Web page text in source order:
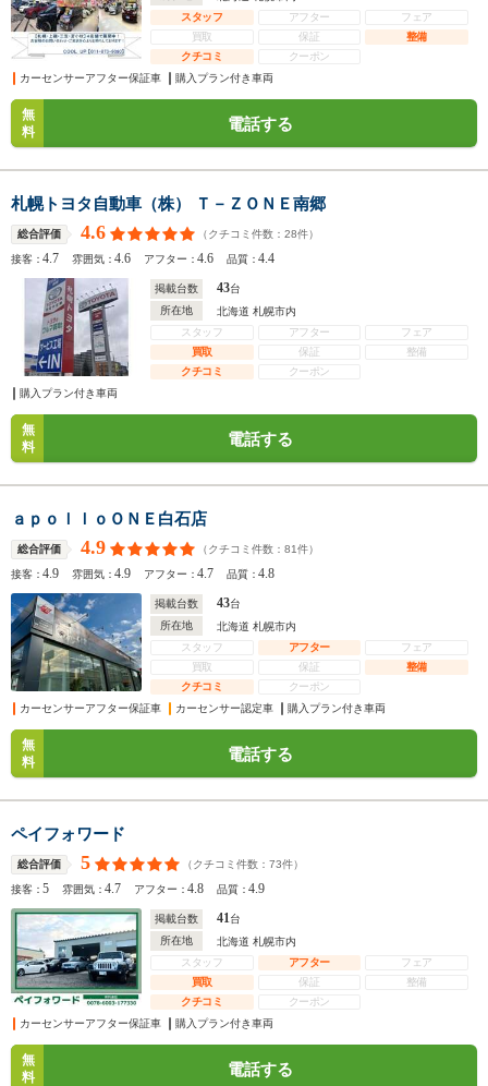
スタッフ
アフター
フェア
買取
保証
整備
クチコミ
クーポン
カーセンサーアフター保証車
購入プラン付き車両
無
料
電話する
札幌トヨタ自動車（株） Ｔ－ＺＯＮＥ南郷
総合評価 4.6 （クチコミ件数： 28件）
接客：4.7 雰囲気：4.6 アフター：4.6 品質：4.4
掲載台数 43台
所在地
北海道 札幌市内
スタッフ
アフター
フェア
買取
保証
整備
クチコミ
クーポン
購入プラン付き車両
無
料
電話する
ａｐｏｌｌｏＯＮＥ白石店
総合評価 4.9 （クチコミ件数： 81件）
接客：4.9 雰囲気：4.9 アフター：4.7 品質：4.8
掲載台数 43台
所在地
北海道 札幌市内
スタッフ
アフター
フェア
買取
保証
整備
クチコミ
クーポン
カーセンサーアフター保証車
カーセンサー認定車 購入プラン付き車両
無
料
電話する
ペイフォワード
総合評価 5 （クチコミ件数： 73件）
接客：5 雰囲気：4.7 アフター：4.8 品質：4.9
掲載台数 41台
所在地
北海道 札幌市内
スタッフ
アフター
フェア
買取
保証
整備
クチコミ
クーポン
カーセンサーアフター保証車
購入プラン付き車両
無
料
電話する